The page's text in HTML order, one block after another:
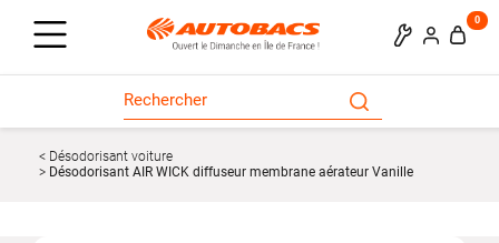
0
Désodorisant voiture
Désodorisant AIR WICK diffuseur membrane aérateur Vanille